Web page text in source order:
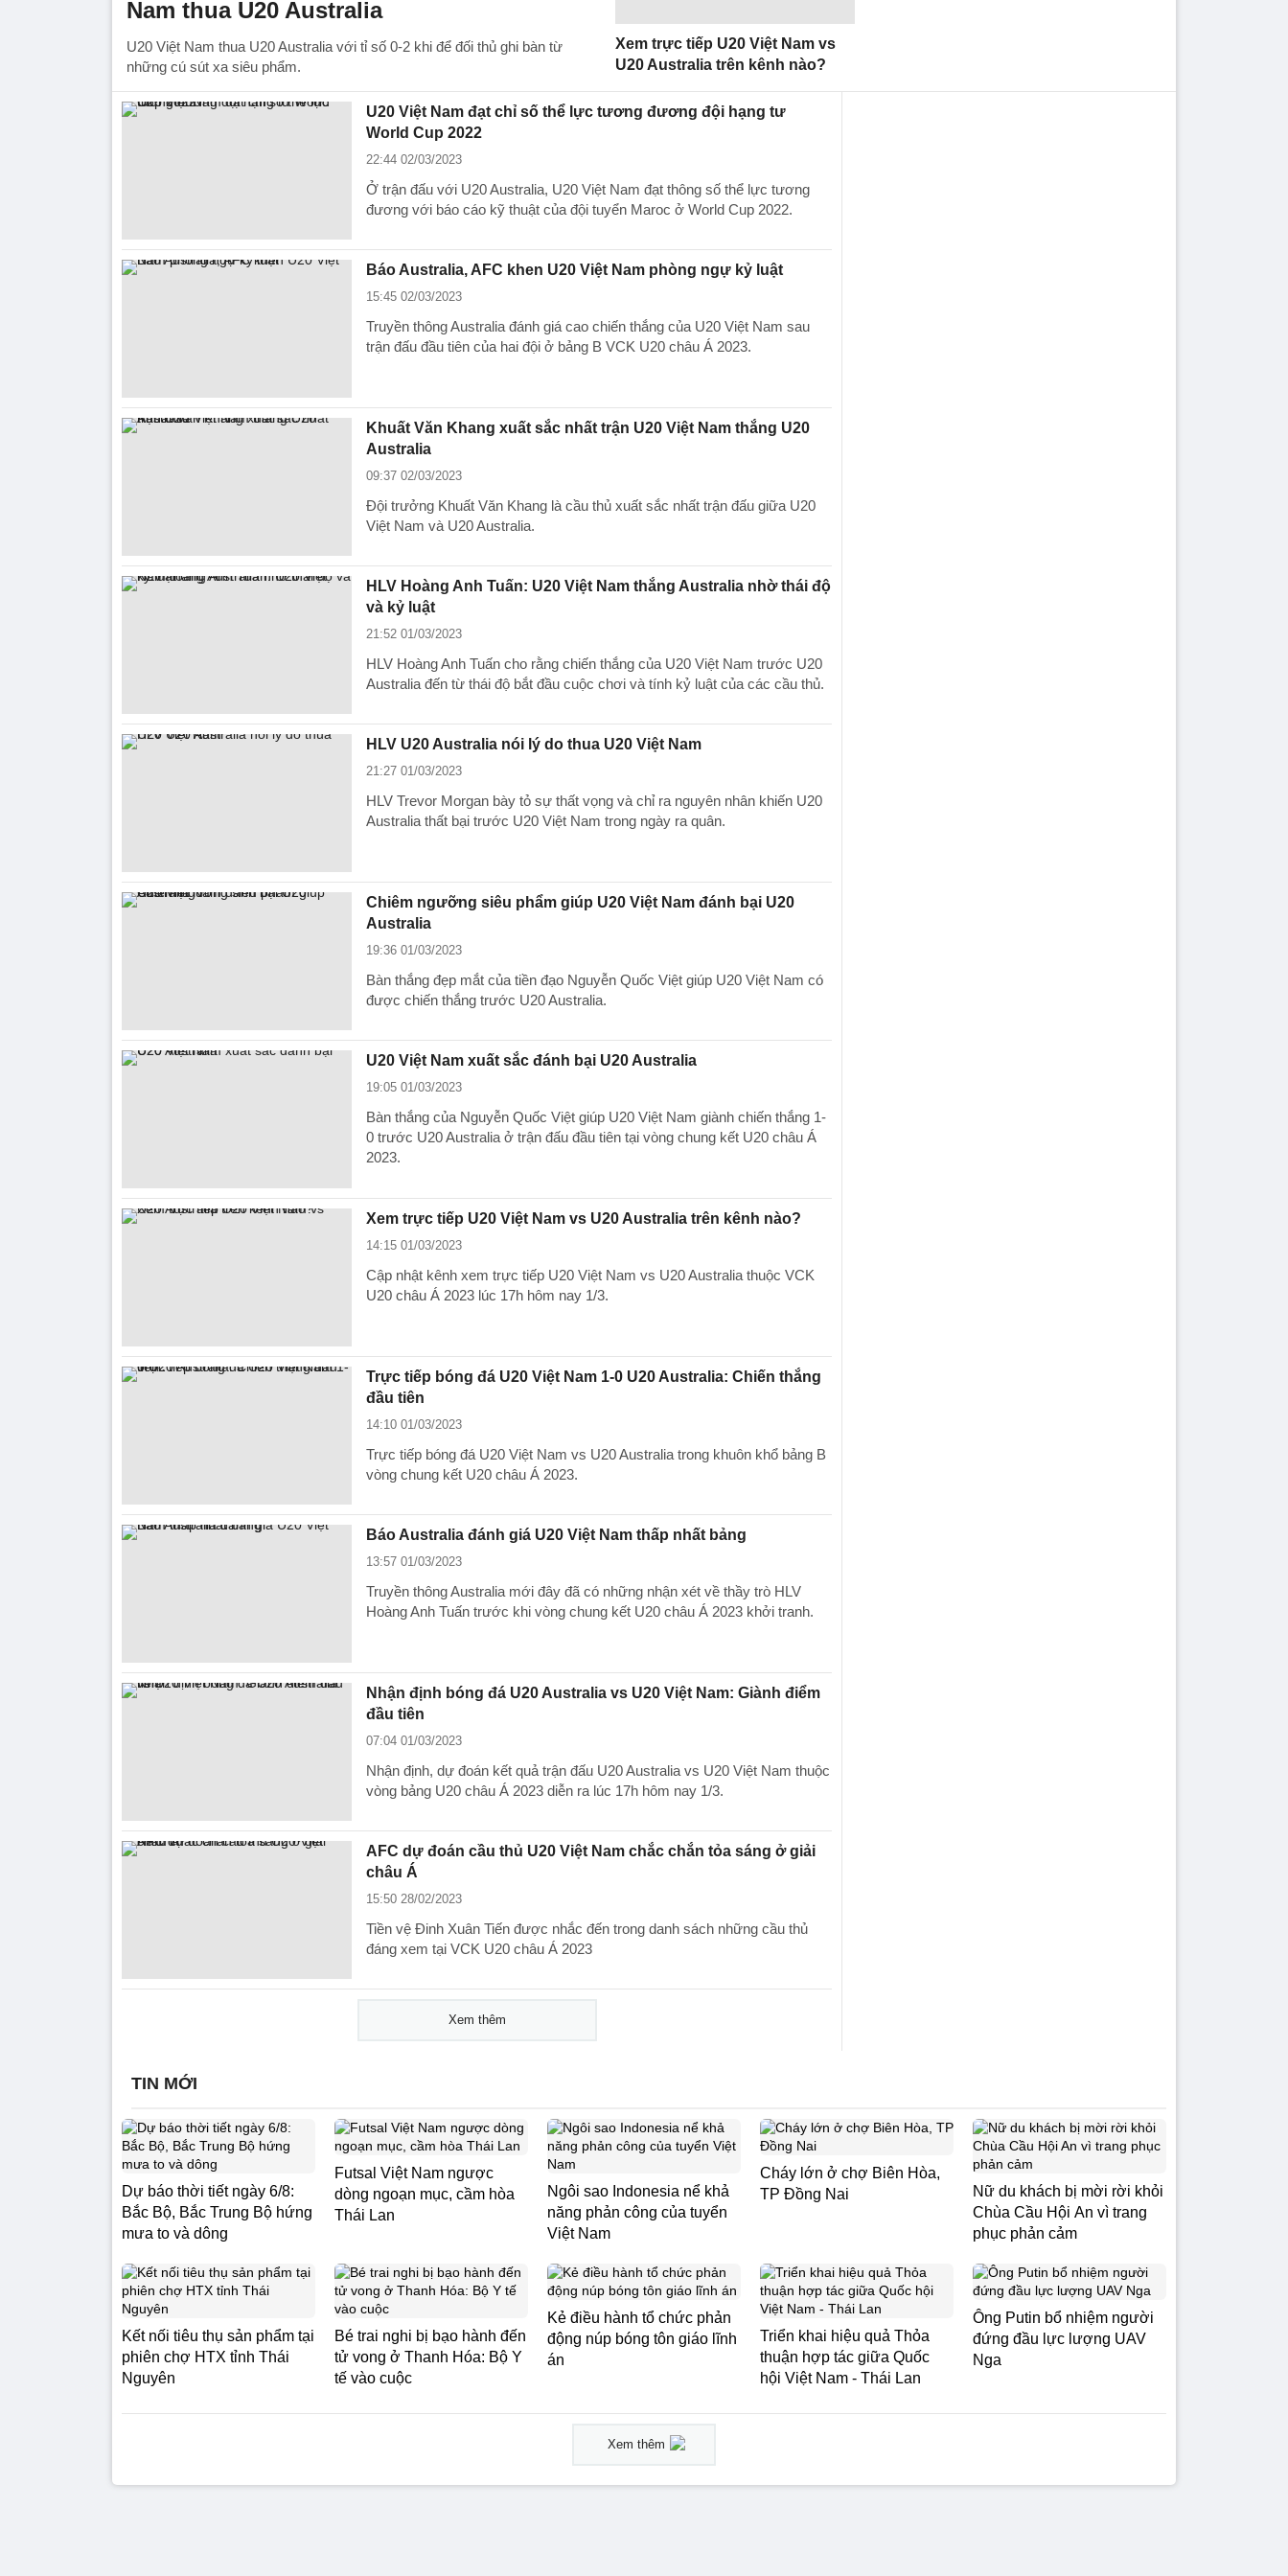
Nam thua U20 Australia
U20 Việt Nam thua U20 Australia với tỉ số 0-2 khi để đối thủ ghi bàn từ
những cú sút xa siêu phẩm.
Xem trực tiếp U20 Việt Nam vs
U20 Australia trên kênh nào?
U20 Việt Nam đạt chỉ số thể lực tương đương đội hạng tư
World Cup 2022
22:44 02/03/2023
Ở trận đấu với U20 Australia, U20 Việt Nam đạt thông số thể lực tương
đương với báo cáo kỹ thuật của đội tuyển Maroc ở World Cup 2022.
Báo Australia, AFC khen U20 Việt Nam phòng ngự kỷ luật
15:45 02/03/2023
Truyền thông Australia đánh giá cao chiến thắng của U20 Việt Nam sau
trận đấu đầu tiên của hai đội ở bảng B VCK U20 châu Á 2023.
Khuất Văn Khang xuất sắc nhất trận U20 Việt Nam thắng U20
Australia
09:37 02/03/2023
Đội trưởng Khuất Văn Khang là cầu thủ xuất sắc nhất trận đấu giữa U20
Việt Nam và U20 Australia.
HLV Hoàng Anh Tuấn: U20 Việt Nam thắng Australia nhờ thái độ
và kỷ luật
21:52 01/03/2023
HLV Hoàng Anh Tuấn cho rằng chiến thắng của U20 Việt Nam trước U20
Australia đến từ thái độ bắt đầu cuộc chơi và tính kỷ luật của các cầu thủ.
HLV U20 Australia nói lý do thua U20 Việt Nam
21:27 01/03/2023
HLV Trevor Morgan bày tỏ sự thất vọng và chỉ ra nguyên nhân khiến U20
Australia thất bại trước U20 Việt Nam trong ngày ra quân.
Chiêm ngưỡng siêu phẩm giúp U20 Việt Nam đánh bại U20
Australia
19:36 01/03/2023
Bàn thắng đẹp mắt của tiền đạo Nguyễn Quốc Việt giúp U20 Việt Nam có
được chiến thắng trước U20 Australia.
U20 Việt Nam xuất sắc đánh bại U20 Australia
19:05 01/03/2023
Bàn thắng của Nguyễn Quốc Việt giúp U20 Việt Nam giành chiến thắng 1-
0 trước U20 Australia ở trận đấu đầu tiên tại vòng chung kết U20 châu Á
2023.
Xem trực tiếp U20 Việt Nam vs U20 Australia trên kênh nào?
14:15 01/03/2023
Cập nhật kênh xem trực tiếp U20 Việt Nam vs U20 Australia thuộc VCK
U20 châu Á 2023 lúc 17h hôm nay 1/3.
Trực tiếp bóng đá U20 Việt Nam 1-0 U20 Australia: Chiến thắng
đầu tiên
14:10 01/03/2023
Trực tiếp bóng đá U20 Việt Nam vs U20 Australia trong khuôn khổ bảng B
vòng chung kết U20 châu Á 2023.
Báo Australia đánh giá U20 Việt Nam thấp nhất bảng
13:57 01/03/2023
Truyền thông Australia mới đây đã có những nhận xét về thầy trò HLV
Hoàng Anh Tuấn trước khi vòng chung kết U20 châu Á 2023 khởi tranh.
Nhận định bóng đá U20 Australia vs U20 Việt Nam: Giành điểm
đầu tiên
07:04 01/03/2023
Nhận định, dự đoán kết quả trận đấu U20 Australia vs U20 Việt Nam thuộc
vòng bảng U20 châu Á 2023 diễn ra lúc 17h hôm nay 1/3.
AFC dự đoán cầu thủ U20 Việt Nam chắc chắn tỏa sáng ở giải
châu Á
15:50 28/02/2023
Tiền vệ Đinh Xuân Tiến được nhắc đến trong danh sách những cầu thủ
đáng xem tại VCK U20 châu Á 2023
Xem thêm
TIN MỚI
Dự báo thời tiết ngày 6/8:
Bắc Bộ, Bắc Trung Bộ hứng
mưa to và dông
Futsal Việt Nam ngược
dòng ngoạn mục, cầm hòa
Thái Lan
Ngôi sao Indonesia nể khả
năng phản công của tuyển
Việt Nam
Cháy lớn ở chợ Biên Hòa,
TP Đồng Nai
Nữ du khách bị mời rời khỏi
Chùa Cầu Hội An vì trang
phục phản cảm
Kết nối tiêu thụ sản phẩm tại
phiên chợ HTX tỉnh Thái
Nguyên
Bé trai nghi bị bạo hành đến
tử vong ở Thanh Hóa: Bộ Y
tế vào cuộc
Kẻ điều hành tổ chức phản
động núp bóng tôn giáo lĩnh
án
Triển khai hiệu quả Thỏa
thuận hợp tác giữa Quốc
hội Việt Nam - Thái Lan
Ông Putin bổ nhiệm người
đứng đầu lực lượng UAV
Nga
Xem thêm